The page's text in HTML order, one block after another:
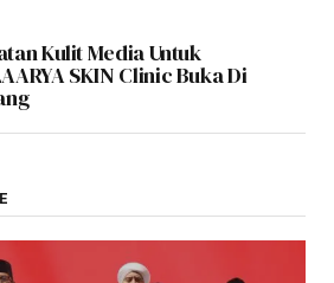
Kulit Media Untuk
SKIN Clinic Buka Di